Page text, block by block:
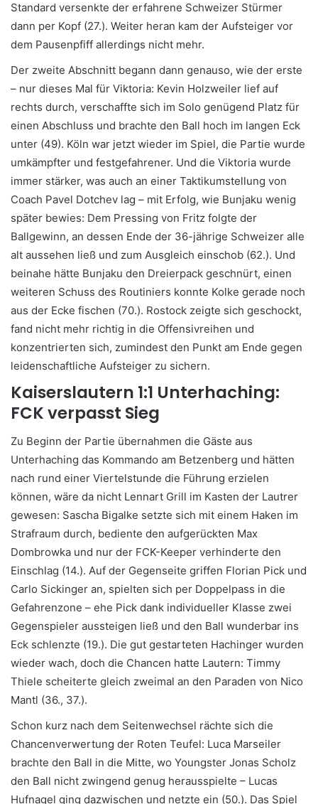
Standard versenkte der erfahrene Schweizer Stürmer
dann per Kopf (27.). Weiter heran kam der Aufsteiger vor
dem Pausenpfiff allerdings nicht mehr.
Der zweite Abschnitt begann dann genauso, wie der erste
– nur dieses Mal für Viktoria: Kevin Holzweiler lief auf
rechts durch, verschaffte sich im Solo genügend Platz für
einen Abschluss und brachte den Ball hoch im langen Eck
unter (49). Köln war jetzt wieder im Spiel, die Partie wurde
umkämpfter und festgefahrener. Und die Viktoria wurde
immer stärker, was auch an einer Taktikumstellung von
Coach Pavel Dotchev lag – mit Erfolg, wie Bunjaku wenig
später bewies: Dem Pressing von Fritz folgte der
Ballgewinn, an dessen Ende der 36-jährige Schweizer alle
alt aussehen ließ und zum Ausgleich einschob (62.). Und
beinahe hätte Bunjaku den Dreierpack geschnürt, einen
weiteren Schuss des Routiniers konnte Kolke gerade noch
aus der Ecke fischen (70.). Rostock zeigte sich geschockt,
fand nicht mehr richtig in die Offensivreihen und
konzentrierten sich, zumindest den Punkt am Ende gegen
leidenschaftliche Aufsteiger zu sichern.
Kaiserslautern 1:1 Unterhaching:
FCK verpasst Sieg
Zu Beginn der Partie übernahmen die Gäste aus
Unterhaching das Kommando am Betzenberg und hätten
nach rund einer Viertelstunde die Führung erzielen
können, wäre da nicht Lennart Grill im Kasten der Lautrer
gewesen: Sascha Bigalke setzte sich mit einem Haken im
Strafraum durch, bediente den aufgerückten Max
Dombrowka und nur der FCK-Keeper verhinderte den
Einschlag (14.). Auf der Gegenseite griffen Florian Pick und
Carlo Sickinger an, spielten sich per Doppelpass in die
Gefahrenzone – ehe Pick dank individueller Klasse zwei
Gegenspieler aussteigen ließ und den Ball wunderbar ins
Eck schlenzte (19.). Die gut gestarteten Hachinger wurden
wieder wach, doch die Chancen hatte Lautern: Timmy
Thiele scheiterte gleich zweimal an den Paraden von Nico
Mantl (36., 37.).
Schon kurz nach dem Seitenwechsel rächte sich die
Chancenverwertung der Roten Teufel: Luca Marseiler
brachte den Ball in die Mitte, wo Youngster Jonas Scholz
den Ball nicht zwingend genug herausspielte – Lucas
Hufnagel ging dazwischen und netzte ein (50.). Das Spiel